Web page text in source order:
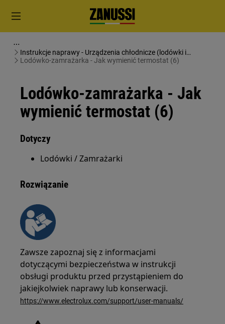
Instrukcje naprawy - Urządzenia chłodnicze (lodówki i
zamrażarki)
Lodówko-zamrażarka - Jak wymienić termostat (6)
Lodówko-zamrażarka - Jak
wymienić termostat (6)
Dotyczy
Lodówki / Zamrażarki
Rozwiązanie
Zawsze zapoznaj się z informacjami
dotyczącymi bezpieczeństwa w instrukcji
obsługi produktu przed przystąpieniem do
jakiejkolwiek naprawy lub konserwacji.
https://www.electrolux.com/support/user-manuals/